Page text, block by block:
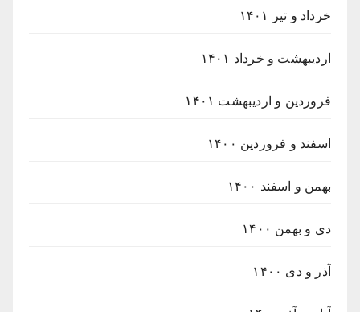
خرداد و تیر ۱۴۰۱
اردیبهشت و خرداد ۱۴۰۱
فروردین و اردیبهشت ۱۴۰۱
اسفند و فروردین ۱۴۰۰
بهمن و اسفند ۱۴۰۰
دی و بهمن ۱۴۰۰
آذر و دی ۱۴۰۰